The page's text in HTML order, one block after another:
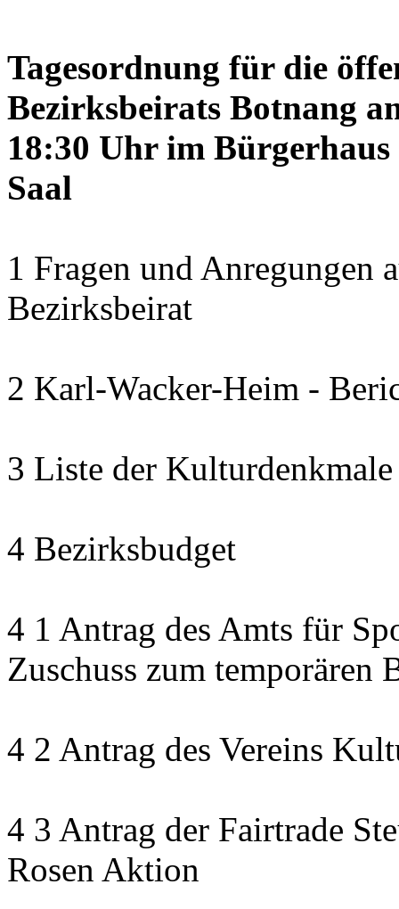
Tagesordnung für die
Bezirksbeirats Botnang
18:30 Uhr im
Saal
1 Fragen und Anregungen
Bezirksbeirat
2 Karl-Wacker-Heim -
3 Liste der
4 Bezirksbudget
4 1 Antrag des Amts für
Zuschuss zum temporären
4 2 Antrag des Vereins
4 3 Antrag der Fairtrade
Rosen Aktion